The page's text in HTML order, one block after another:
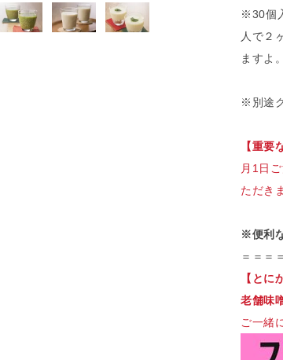
※30個
人で２
ますよ
※別途
【重要
月1日
ただき
※便利
＝＝＝
【と
老舗味
ご一緒